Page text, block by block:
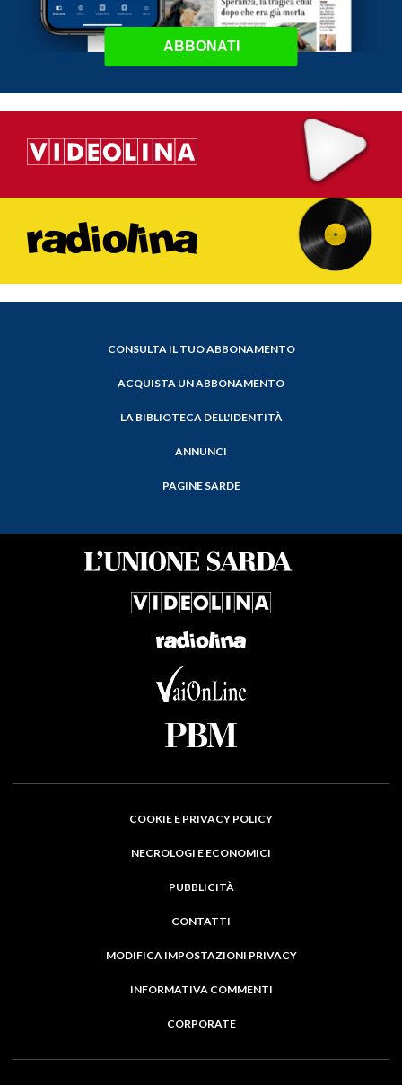
ABBONATI
CONSULTA IL TUO ABBONAMENTO
ACQUISTA UN ABBONAMENTO
LA BIBLIOTECA DELL'IDENTITÀ
ANNUNCI
PAGINE SARDE
COOKIE E PRIVACY POLICY
NECROLOGI E ECONOMICI
PUBBLICITÀ
CONTATTI
MODIFICA IMPOSTAZIONI PRIVACY
INFORMATIVA COMMENTI
CORPORATE